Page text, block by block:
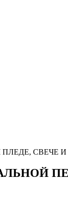
СВЕЧЕ